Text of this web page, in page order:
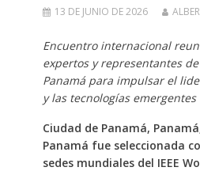
13 DE JUNIO DE 2026
Encuentro internacional
expertos y representantes
Panamá para impulsar el
y las tecnologías emergentes
Ciudad de Panamá,
Panamá fue seleccionada
sedes mundiales del IEEE